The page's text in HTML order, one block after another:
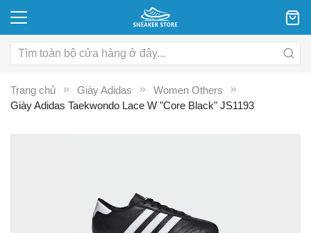
Trang chủ Giày Adidas
Women Others
Giày Adidas Taekwondo Lace W "Core Black" JS1193